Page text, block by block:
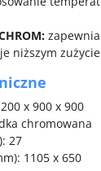
niższym
x 900 x 900
chromowana
27
1105 x 650